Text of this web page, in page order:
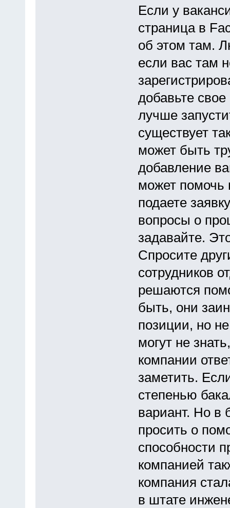
Если у
страница в
об этом там.
если вас там
добавьте
лучше
существует
может быть
добавление
может помочь
подаете
вопросы о
задавайте.
Спросите
сотрудников
решаются
быть, они
позиции, но
могут не
компании
заметить.
степенью
вариант. Но в
просить о
способности
компанией
компания
в штате